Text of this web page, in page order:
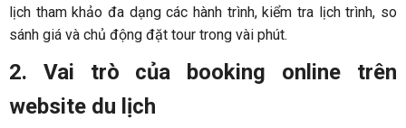
lịch tham khảo đa dạng các hành trình, kiểm tra lịch trình, so
sánh giá và chủ động đặt tour trong vài phút.
2. Vai trò của booking online trên
website du lịch